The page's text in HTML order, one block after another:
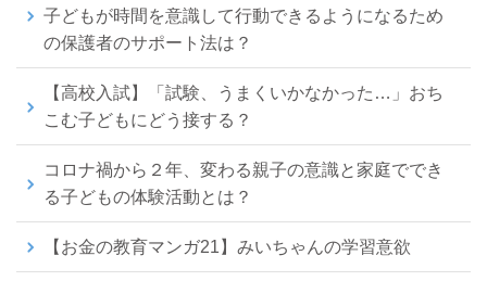
子どもが時間を意識して行動できるようになるため
の保護者のサポート法は？
【高校入試】「試験、うまくいかなかった…」おち
こむ子どもにどう接する？
コロナ禍から２年、変わる親子の意識と家庭ででき
る子どもの体験活動とは？
【お金の教育マンガ21】みいちゃんの学習意欲